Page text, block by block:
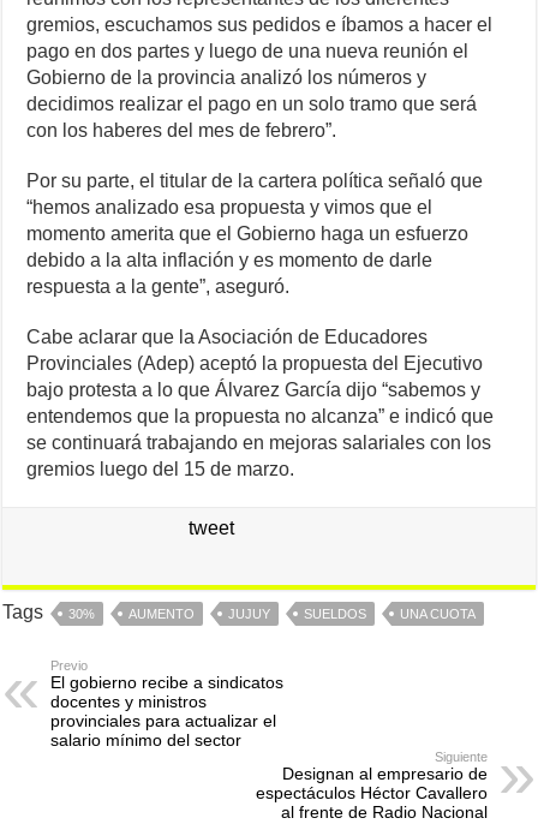
gremios, escuchamos sus pedidos e íbamos a hacer el
pago en dos partes y luego de una nueva reunión el
Gobierno de la provincia analizó los números y
decidimos realizar el pago en un solo tramo que será
con los haberes del mes de febrero”.
Por su parte, el titular de la cartera política señaló que
“hemos analizado esa propuesta y vimos que el
momento amerita que el Gobierno haga un esfuerzo
debido a la alta inflación y es momento de darle
respuesta a la gente”, aseguró.
Cabe aclarar que la Asociación de Educadores
Provinciales (Adep) aceptó la propuesta del Ejecutivo
bajo protesta a lo que Álvarez García dijo “sabemos y
entendemos que la propuesta no alcanza” e indicó que
se continuará trabajando en mejoras salariales con los
gremios luego del 15 de marzo.
tweet
Tags 30% AUMENTO JUJUY SUELDOS UNA CUOTA
Previo
El gobierno recibe a sindicatos
docentes y ministros
provinciales para actualizar el
salario mínimo del sector
Siguiente
Designan al empresario de
espectáculos Héctor Cavallero
al frente de Radio Nacional